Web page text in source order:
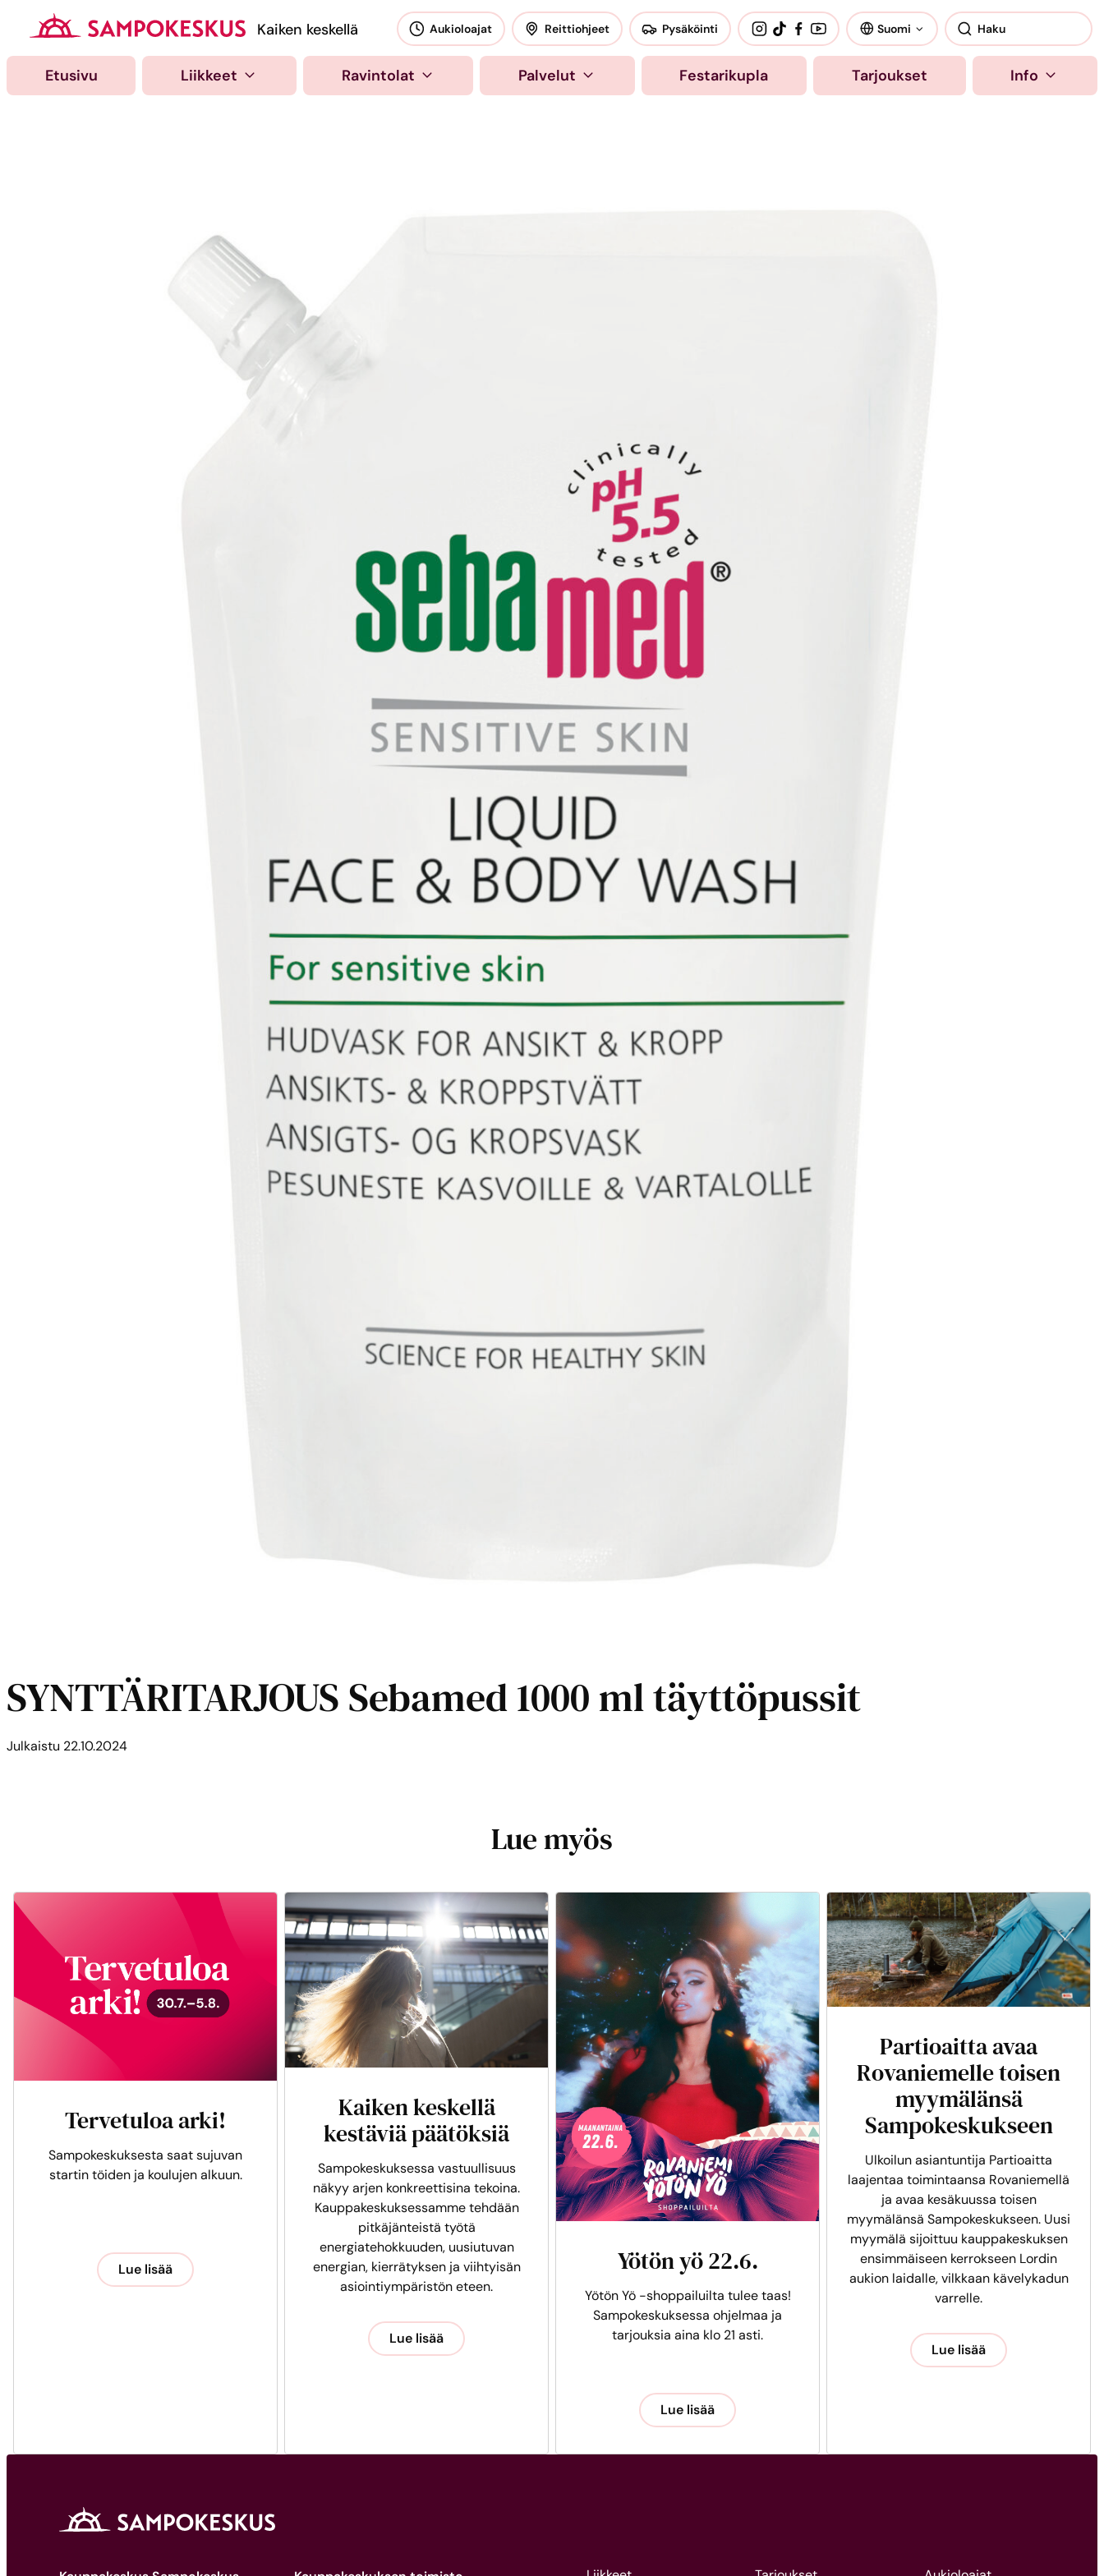
sisältöön
Kauppakeskus Sampokeskus
Kaiken keskellä
Etusivu Liikkeet Ravintolat Palvelut Festarikupla Tarjoukset Info
Aukioloajat Reittiohjeet Pysäköinti Suomi
SYNTTÄRITARJOUS Sebamed 1000 ml täyttöpussit
Julkaistu 22.10.2024
Lue myös
Tervetuloa arki!
Sampokeskuksesta saat sujuvan
startin töiden ja koulujen alkuun.
Lue lisää
Kaiken keskellä
kestäviä päätöksiä
Sampokeskuksessa vastuullisuus
näkyy arjen konkreettisina tekoina.
Kauppakeskuksessamme tehdään
pitkäjänteistä työtä
energiatehokkuuden, uusiutuvan
energian, kierrätyksen ja viihtyisän
asiointiympäristön eteen.
Lue lisää
Yötön yö 22.6.
Yötön Yö -shoppailuilta tulee taas!
Sampokeskuksessa ohjelmaa ja
tarjouksia aina klo 21 asti.
Lue lisää
Partioaitta avaa
Rovaniemelle toisen
myymälänsä
Sampokeskukseen
Ulkoilun asiantuntija Partioaitta
laajentaa toimintaansa Rovaniemellä
ja avaa kesäkuussa toisen
myymälänsä Sampokeskukseen. Uusi
myymälä sijoittuu kauppakeskuksen
ensimmäiseen kerrokseen Lordin
aukion laidalle, vilkkaan kävelykadun
varrelle.
Lue lisää